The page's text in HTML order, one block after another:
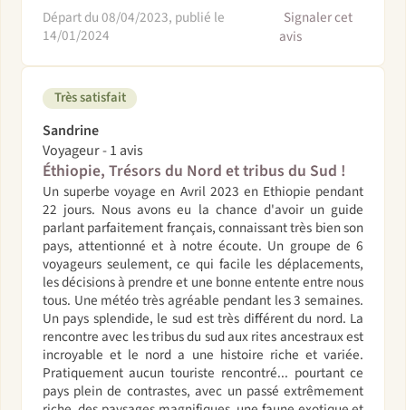
Départ du 08/04/2023, publié le
14/01/2024
Signaler cet
avis
Très satisfait
Sandrine
Voyageur - 1 avis
Éthiopie, Trésors du Nord et tribus du Sud !
Un superbe voyage en Avril 2023 en Ethiopie pendant
22 jours. Nous avons eu la chance d'avoir un guide
parlant parfaitement français, connaissant très bien son
pays, attentionné et à notre écoute. Un groupe de 6
voyageurs seulement, ce qui facile les déplacements,
les décisions à prendre et une bonne entente entre nous
tous. Une météo très agréable pendant les 3 semaines.
Un pays splendide, le sud est très différent du nord. La
rencontre avec les tribus du sud aux rites ancestraux est
incroyable et le nord a une histoire riche et variée.
Pratiquement aucun touriste rencontré... pourtant ce
pays plein de contrastes, avec un passé extrêmement